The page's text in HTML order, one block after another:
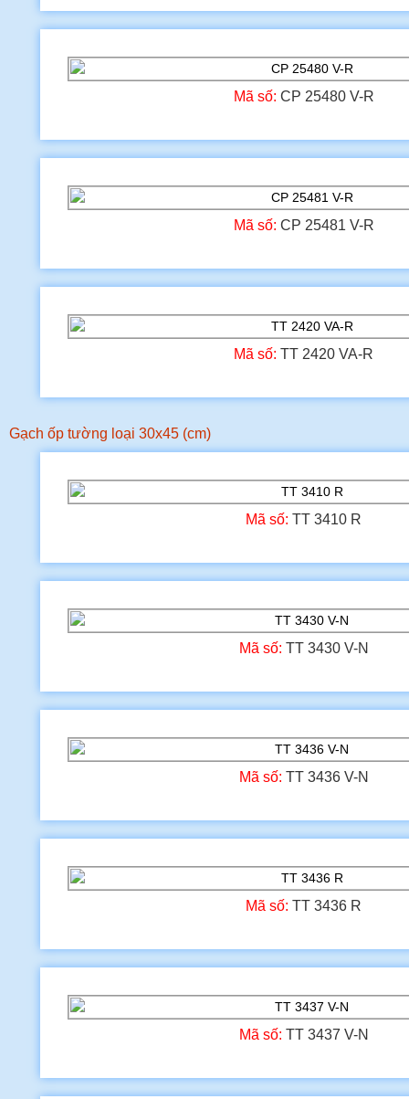
Mã số: CP 25480 V-R
Mã số: CP 25481 V-R
Mã số: TT 2420 VA-R
Gạch ốp tường loại 30x45 (cm)
Mã số:TT 3410 R
Mã số: TT 3430 V-N
Mã số: TT 3436 V-N
Mã số:TT 3436 R
Mã số: TT 3437 V-N